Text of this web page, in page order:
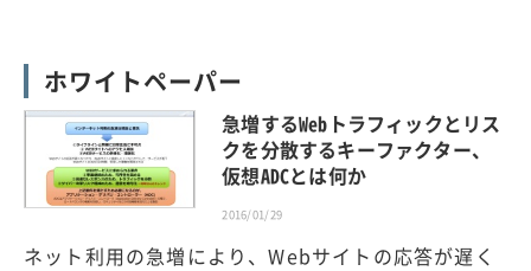
ホワイトペーパー
急増するWebトラフィックとリス
クを分散するキーファクター、
仮想ADCとは何か
2016/01/29
ネット利用の急増により、Webサイトの応答が遅く